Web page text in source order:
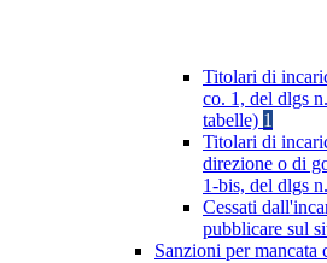
Titolari di
co. 1, del dlgs
tabelle) 1
Titolari di
direzione o di
1-bis, del dlgs
Cessati
pubblicare sul
Sanzioni per mancata